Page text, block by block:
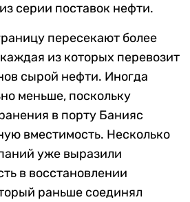
серии поставок нефти.
пересекают более
из которых перевозит
сырой нефти. Иногда
меньше, поскольку
в порту Банияс
вместимость. Несколько
уже выразили
в восстановлении
раньше соединял